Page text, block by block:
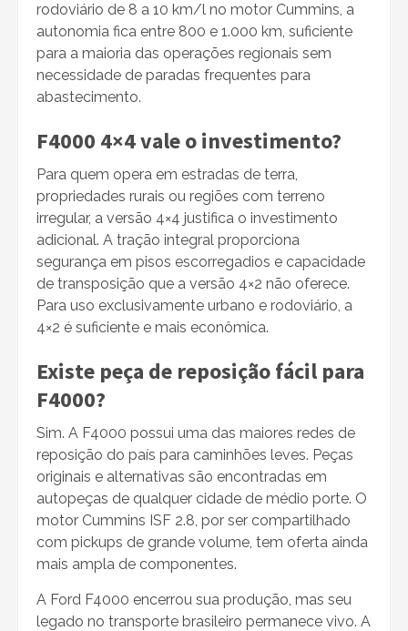
rodoviário de 8 a 10 km/l no motor Cummins, a
autonomia fica entre 800 e 1.000 km, suficiente
para a maioria das operações regionais sem
necessidade de paradas frequentes para
abastecimento.
F4000 4×4 vale o investimento?
Para quem opera em estradas de terra,
propriedades rurais ou regiões com terreno
irregular, a versão 4×4 justifica o investimento
adicional. A tração integral proporciona
segurança em pisos escorregadios e capacidade
de transposição que a versão 4×2 não oferece.
Para uso exclusivamente urbano e rodoviário, a
4×2 é suficiente e mais econômica.
Existe peça de reposição fácil para
F4000?
Sim. A F4000 possui uma das maiores redes de
reposição do país para caminhões leves. Peças
originais e alternativas são encontradas em
autopeças de qualquer cidade de médio porte. O
motor Cummins ISF 2.8, por ser compartilhado
com pickups de grande volume, tem oferta ainda
mais ampla de componentes.
A Ford F4000 encerrou sua produção, mas seu
legado no transporte brasileiro permanece vivo. A